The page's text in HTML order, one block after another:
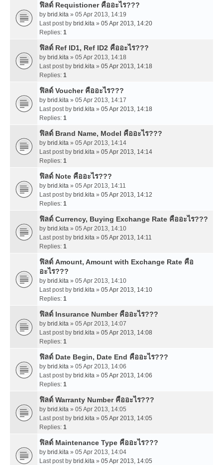
ฟิลด์ Requistioner คืออะไร???
by brid.kita » 05 Apr 2013, 14:19
Last post by brid.kita » 05 Apr 2013, 14:20
Replies: 1
ฟิลด์ Ref ID1, Ref ID2 คืออะไร???
by brid.kita » 05 Apr 2013, 14:18
Last post by brid.kita » 05 Apr 2013, 14:18
Replies: 1
ฟิลด์ Voucher คืออะไร???
by brid.kita » 05 Apr 2013, 14:17
Last post by brid.kita » 05 Apr 2013, 14:18
Replies: 1
ฟิลด์ Brand Name, Model คืออะไร???
by brid.kita » 05 Apr 2013, 14:14
Last post by brid.kita » 05 Apr 2013, 14:14
Replies: 1
ฟิลด์ Note คืออะไร???
by brid.kita » 05 Apr 2013, 14:11
Last post by brid.kita » 05 Apr 2013, 14:12
Replies: 1
ฟิลด์ Currency, Buying Exchange Rate คืออะไร???
by brid.kita » 05 Apr 2013, 14:10
Last post by brid.kita » 05 Apr 2013, 14:11
Replies: 1
ฟิลด์ Amount, Amount with Exchange Rate คือ
อะไร???
by brid.kita » 05 Apr 2013, 14:10
Last post by brid.kita » 05 Apr 2013, 14:10
Replies: 1
ฟิลด์ Insurance Number คืออะไร???
by brid.kita » 05 Apr 2013, 14:07
Last post by brid.kita » 05 Apr 2013, 14:08
Replies: 1
ฟิลด์ Date Begin, Date End คืออะไร???
by brid.kita » 05 Apr 2013, 14:06
Last post by brid.kita » 05 Apr 2013, 14:06
Replies: 1
ฟิลด์ Warranty Number คืออะไร???
by brid.kita » 05 Apr 2013, 14:05
Last post by brid.kita » 05 Apr 2013, 14:05
Replies: 1
ฟิลด์ Maintenance Type คืออะไร???
by brid.kita » 05 Apr 2013, 14:04
Last post by brid.kita » 05 Apr 2013, 14:05